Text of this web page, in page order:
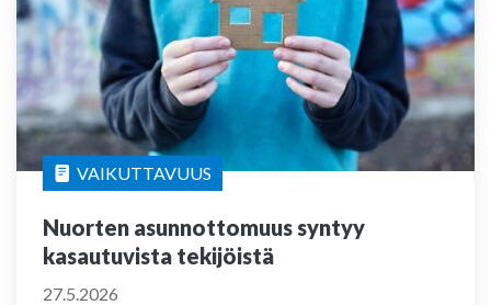
VAIKUTTAVUUS
Nuorten asunnottomuus syntyy
kasautuvista tekijöistä
27.5.2026